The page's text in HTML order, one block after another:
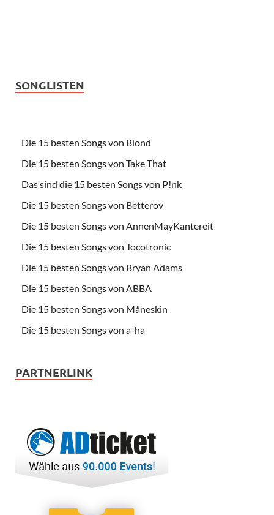
SONGLISTEN
Die 15 besten Songs von Blond
Die 15 besten Songs von Take That
Das sind die 15 besten Songs von P!nk
Die 15 besten Songs von Betterov
Die 15 besten Songs von AnnenMayKantereit
Die 15 besten Songs von Tocotronic
Die 15 besten Songs von Bryan Adams
Die 15 besten Songs von ABBA
Die 15 besten Songs von Måneskin
Die 15 besten Songs von a-ha
PARTNERLINK